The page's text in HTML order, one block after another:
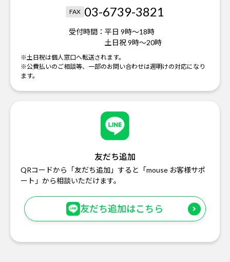
FAX 03-6739-3821
受付時間： 平日 9時～18時
土日祝 9時～20時
※土日祝は個人窓口へ転送されます。
※公費払いのご相談等、一部のお問い合わせは週明けの対応になり
ます。
友だち追加
QRコードから「友だち追加」すると「mouse お客様サポ
ート」から相談いただけます。
友だち追加はこちら